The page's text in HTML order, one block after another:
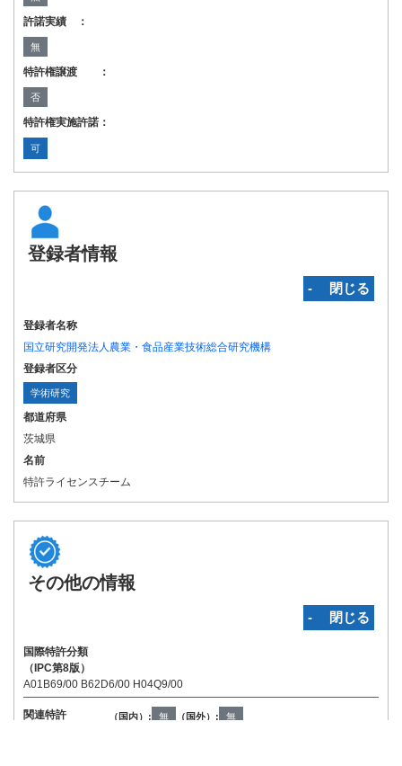
許諾実績 ：
無
特許権譲渡 ：
否
特許権実施許諾：
可
登録者情報
‐ 閉じる
登録者名称
国立研究開発法人農業・食品産業技術総合研究機構
登録者区分
学術研究
都道府県
茨城県
名前
特許ライセンスチーム
その他の情報
‐ 閉じる
国際特許分類
（IPC第8版）
A01B69/00 B62D6/00 H04Q9/00
関連特許 （国内）: 無 （国外）: 無